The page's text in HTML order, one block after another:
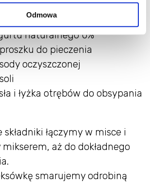
Odmowa
twarogu
naturalnego 0%
do pieczenia
oczyszczonej
i łyżka otrębów do obsypania
składniki łączymy w misce i
aż do dokładnego
smarujemy odrobiną